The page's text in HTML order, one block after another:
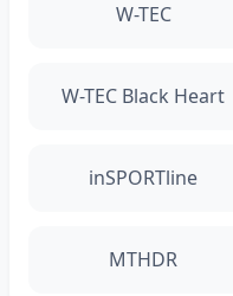
W-TEC
W-TEC Black Heart
inSPORTline
MTHDR